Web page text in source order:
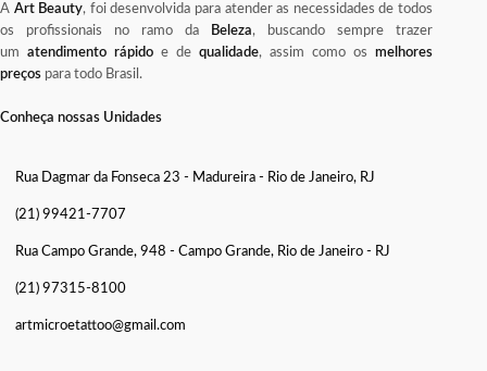
A Art Beauty, foi desenvolvida para atender as necessidades de todos
os profissionais no ramo da
Beleza, buscando sempre trazer
um atendimento rápido e de qualidade, assim como os melhores
preços para todo Brasil.
Conheça nossas Unidades
Rua Dagmar da Fonseca 23 - Madureira - Rio de Janeiro, RJ
(21) 99421-7707
Rua Campo Grande, 948 - Campo Grande, Rio de Janeiro - RJ
(21) 97315-8100
artmicroetattoo@gmail.com